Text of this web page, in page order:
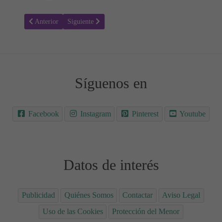
Artículo anterior: Salomón - Colorear Dibujos Bíblicos 09
Anterior Artículo siguiente: Moisés - Colorear Dibujos Bíblicos
Siguiente
Síguenos en
Facebook Instagram Pinterest Youtube
Datos de interés
Publicidad Quiénes Somos Contactar
Aviso Legal
Uso de las Cookies
Protección del Menor